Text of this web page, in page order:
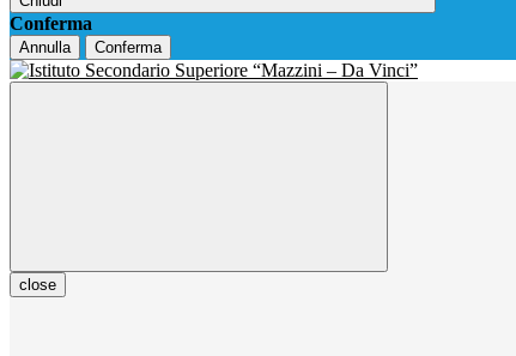
Conferma
Annulla Conferma
close